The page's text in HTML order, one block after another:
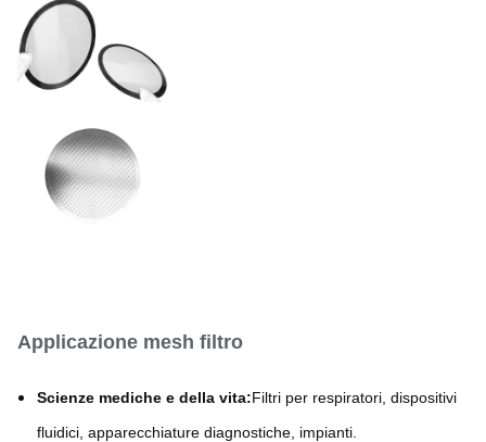
Finiture superficiali
Processo
Applicazione mesh filtro
Scienze mediche e della vita:Filtri per respiratori, dispositivi
fluidici, apparecchiature diagnostiche, impianti.